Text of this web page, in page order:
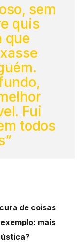
sem
quis
que
Fui
todos
de coisas
mais